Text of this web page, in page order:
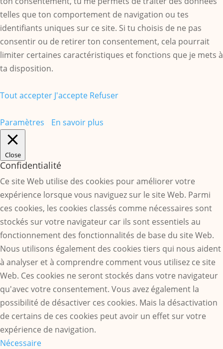
telles que ton comportement de navigation ou tes
identifiants uniques sur ce site. Si tu choisis de ne pas
consentir ou de retirer ton consentement, cela pourrait
limiter certaines caractéristiques et fonctions que je mets à
ta disposition.
Tout accepter J'accepte Refuser
Paramètres En savoir plus
Close
Confidentialité
Ce site Web utilise des cookies pour améliorer votre
expérience lorsque vous naviguez sur le site Web. Parmi
ces cookies, les cookies classés comme nécessaires sont
stockés sur votre navigateur car ils sont essentiels au
fonctionnement des fonctionnalités de base du site Web.
Nous utilisons également des cookies tiers qui nous aident
à analyser et à comprendre comment vous utilisez ce site
Web. Ces cookies ne seront stockés dans votre navigateur
qu'avec votre consentement. Vous avez également la
possibilité de désactiver ces cookies. Mais la désactivation
de certains de ces cookies peut avoir un effet sur votre
expérience de navigation.
Nécessaire